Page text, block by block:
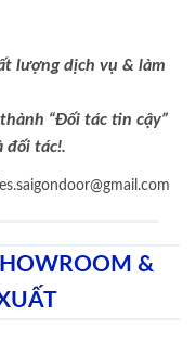
lượng dịch vụ & làm
“Đối tác tin cậy”
đối tác!.
&